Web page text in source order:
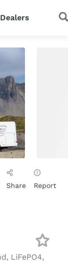
Dealers
Share Report
LiFePO4,